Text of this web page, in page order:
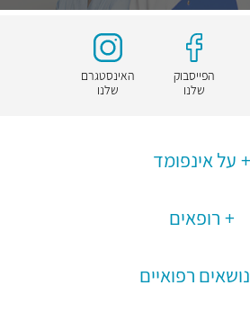
הפייסבוק
שלנו
האינסטגרם
שלנו
על אינפומד
רופאים
נושאים רפואיים